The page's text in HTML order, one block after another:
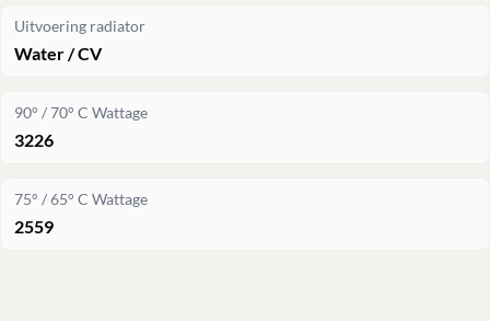
Uitvoering radiator
Water / CV
90° / 70° C Wattage
3226
75° / 65° C Wattage
2559